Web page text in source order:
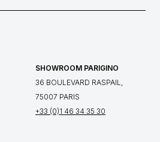
SHOWROOM PARIGINO
36 BOULEVARD RASPAIL,
75007 PARIS
+33 (0)1 46 34 35 30